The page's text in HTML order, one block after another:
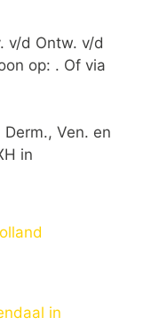
v/d Ontw. v/d
op: . Of via
Ven. en
in
in